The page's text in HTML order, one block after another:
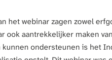
het webinar zagen zowel
ook aantrekkelijker maken
ondersteunen is het